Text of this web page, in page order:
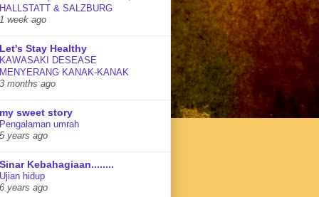
HALLSTATT & SALZBURG
1 week ago
Let's Stay Healthy
KAWASAKI DESEASE
MENYERANG KANAK-KANAK
3 months ago
my sweet story
Pengalaman umrah
5 years ago
Sinar Kebahagiaan........
Ujian hidup
6 years ago